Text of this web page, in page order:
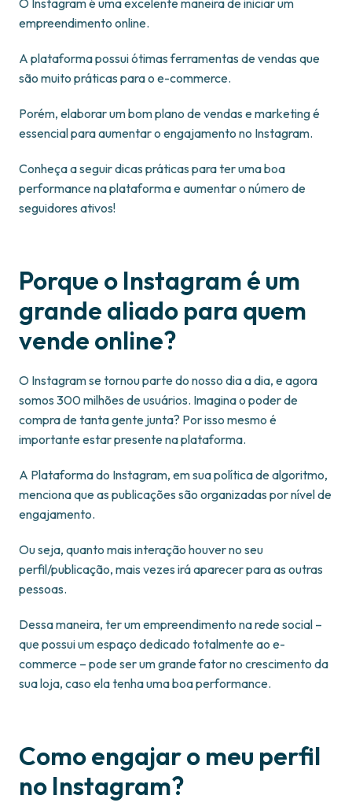
O Instagram é uma excelente maneira de iniciar um
empreendimento online.
A plataforma possui ótimas ferramentas de vendas que
são muito práticas para o e-commerce.
Porém, elaborar um bom plano de vendas e marketing é
essencial para aumentar o engajamento no Instagram.
Conheça a seguir dicas práticas para ter uma boa
performance na plataforma e aumentar o número de
seguidores ativos!
Porque o Instagram é um
grande aliado para quem
vende online?
O Instagram se tornou parte do nosso dia a dia, e agora
somos 300 milhões de usuários. Imagina o poder de
compra de tanta gente junta? Por isso mesmo é
importante estar presente na plataforma.
A Plataforma do Instagram, em sua política de algoritmo,
menciona que as publicações são organizadas por nível de
engajamento.
Ou seja, quanto mais interação houver no seu
perfil/publicação, mais vezes irá aparecer para as outras
pessoas.
Dessa maneira, ter um empreendimento na rede social –
que possui um espaço dedicado totalmente ao e-
commerce – pode ser um grande fator no crescimento da
sua loja, caso ela tenha uma boa performance.
Como engajar o meu perfil
no Instagram?